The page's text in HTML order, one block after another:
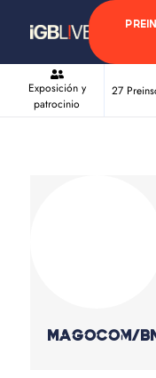
Exposición y
patrocinio
27
Magocom/